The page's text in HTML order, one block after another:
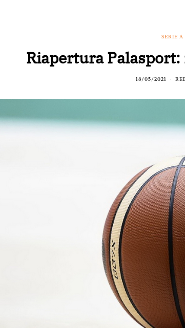
SERIE A
Riapertura
18/05/2021
BENEDETTO XIV CENTO,
FORTITUDO BOLOGNA,
PISTOIA BASKET,
SCALIGERA
SCANDONE AVELLINO,SERIE
VUELLE PESARO
Serie A2, le protagoniste
della stagione 2025-26
Alla